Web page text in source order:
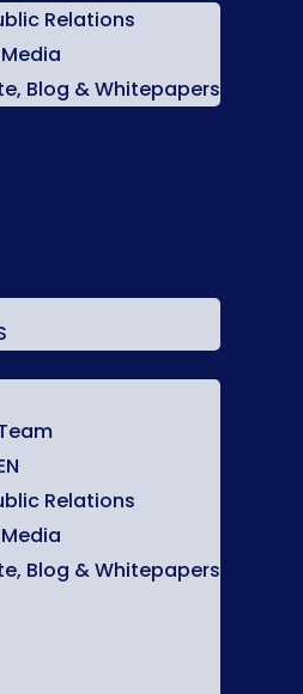
Relations
Blog & Whitepapers
Relations
Blog & Whitepapers